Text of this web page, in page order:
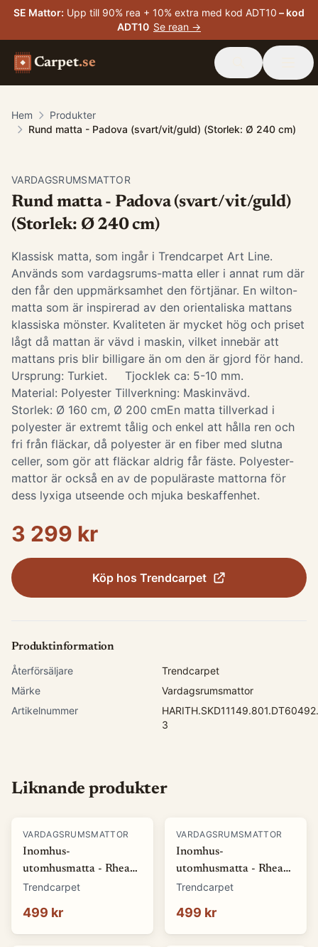
SE Mattor: Upp till 90% rea + 10% extra med kod ADT10 – kod
ADT10 Se rean →
Carpet.se
Hem
Produkter
Rund matta - Padova (svart/vit/guld) (Storlek: Ø 240 cm)
VARDAGSRUMSMATTOR
Rund matta - Padova (svart/vit/guld)
(Storlek: Ø 240 cm)
Klassisk matta, som ingår i Trendcarpet Art Line.
Används som vardagsrums-matta eller i annat rum där
den får den uppmärksamhet den förtjänar. En wilton-
matta som är inspirerad av den orientaliska mattans
klassiska mönster. Kvaliteten är mycket hög och priset
lågt då mattan är vävd i maskin, vilket innebär att
mattans pris blir billigare än om den är gjord för hand.
Ursprung: Turkiet. Tjocklek ca: 5-10 mm.
Material: Polyester Tillverkning: Maskinvävd.
Storlek: Ø 160 cm, Ø 200 cm ​ En matta tillverkad i
polyester är extremt tålig och enkel att hålla ren och
fri från fläckar, då polyester är en fiber med slutna
celler, som gör att fläckar aldrig får fäste. Polyester-
mattor är också en av de populäraste mattorna för
dess lyxiga utseende och mjuka beskaffenhet.
3 299 kr
Köp hos Trendcarpet
Produktinformation
Återförsäljare
Trendcarpet
Märke
Vardagsrumsmattor
Artikelnummer
3
Liknande produkter
VARDAGSRUMSMATTOR
Inomhus-
utomhusmatta - Rhea
(vit) (Storlek: 80 x 150
Trendcarpet
499 kr
VARDAGSRUMSMATTOR
Inomhus-
utomhusmatta - Rhea
(beige) (Storlek: 80 x
Trendcarpet
499 kr